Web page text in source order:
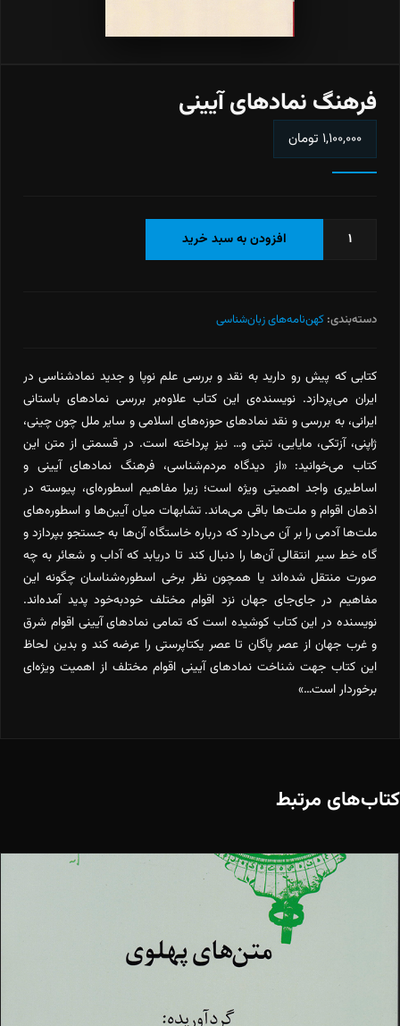
فرهنگ نمادهای آیینی
۱,۱۰۰,۰۰۰ تومان
فرهنگ
افزودن به سبد خرید
دسته‌بندی: کهن‌نامه‌های زبان‌شناسی
کتابی که پیش رو دارید به ‌نقد و بررسی علم نوپا و جدید نمادشناسی در
ایران می‌پردازد. نویسنده‌ی این کتاب علاوه‌بر بررسی نمادهای باستانی
ایرانی، به بررسی و نقد نمادهای حوزه‌های اسلامی و سایر ملل چون چینی،
ژاپنی، آزتکی، مایایی، تبتی و… نیز پرداخته است. در قسمتی از متن این
کتاب می‌خوانید: «از دیدگاه مردم‌شناسی، فرهنگ نمادهای آیینی و
اساطیری واجد اهمیتی ویژه است؛ زیرا مفاهیم اسطوره‌ای، پیوسته در
اذهان اقوام و ملت‌ها باقی می‌ماند. تشابهات میان آیین‌ها و اسطوره‌های
ملت‌ها آدمی را بر آن می‌دارد که درباره خاستگاه آن‌ها به جستجو بپردازد و
گاه خط سیر انتقالی آن‌ها را دنبال کند تا دریابد که آداب و شعائر به چه
صورت منتقل ‌شده‌اند یا همچون نظر برخی اسطوره‌شناسان چگونه این
مفاهیم در جای‌جای جهان نزد اقوام مختلف خودبه‌خود پدید آمده‌اند.
نویسنده در این کتاب کوشیده است که تمامی نمادهای آیینی اقوام شرق
و غرب جهان از عصر پاگان تا عصر یکتاپرستی را عرضه کند و بدین لحاظ
این کتاب جهت شناخت نمادهای آیینی اقوام مختلف از اهمیت ویژه‌ای
برخوردار است…»
کتاب‌های مرتبط